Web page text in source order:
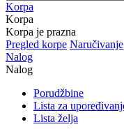
Korpa
Korpa
Korpa je prazna
Pregled korpe Naručivanje
Nalog
Nalog
Porudžbine
Lista za
Lista želja